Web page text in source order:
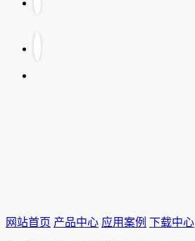
网站首页 产品中心 应用案例 下载中心